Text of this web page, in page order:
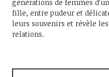
générations de femmes
fille, entre pudeur et
leurs souvenirs et révèle
relations.